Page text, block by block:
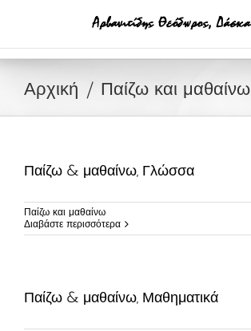
Αρχική Παίζω και μαθαίνω
Παίζω & μαθαίνω, Γλώσσα
Παίζω και μαθαίνω
Διαβάστε περισσότερα
Παίζω & μαθαίνω, Μαθηματικά